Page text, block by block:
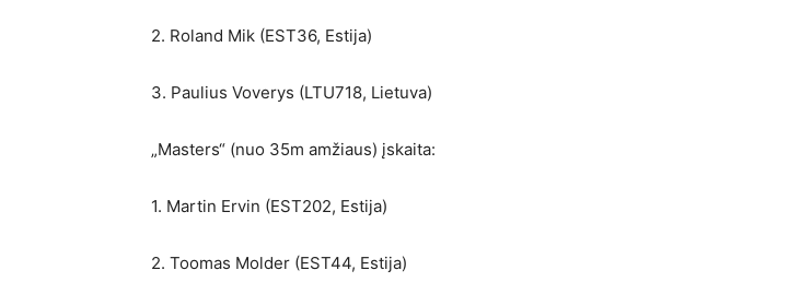
2. Roland Mik (EST36, Estija)
3. Paulius Voverys (LTU718, Lietuva)
„Masters“ (nuo 35m amžiaus) įskaita:
1. Martin Ervin (EST202, Estija)
2. Toomas Molder (EST44, Estija)